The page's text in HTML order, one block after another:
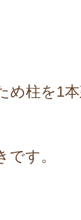
め柱を1
す。